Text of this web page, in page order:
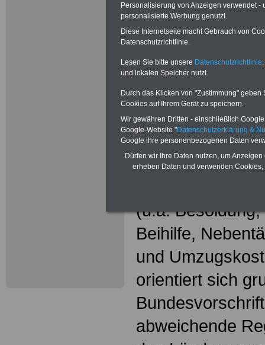
Neu
Beamte
Das beliebte
und Beamte"
(u.a.
Beihilfe,
und
orientiert sich
abweichende
Personalisierung von Anzeigen verwendet
personalisierte Werbung genutzt.
Diese Internetseite macht Gebrauch von
Datenschutzrichtlinie.
Lesen Sie bitte unsere Datenschutzrichtlinie
und lokalen Speicher nutzt.
Durch das Klicken von "Zustimmung"
Cookies auf Ihrem Gerät zu speichern.
Wir gewähren Dritten - einschließlich
Google-Website "Datenschutzerklärung &
Google ihre personenbezogenen Daten
Dürfen wir Ihre Daten nutzen, um
erheben Daten und verwenden